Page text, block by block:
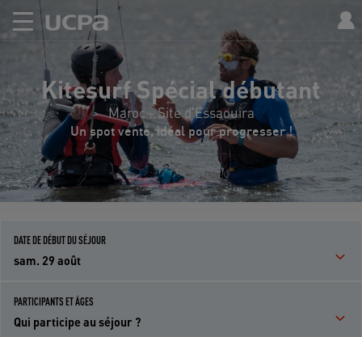
Kitesurf Spécial débutant
Maroc - Site d'Essaouira
Un spot venté, idéal pour progresser !
DATE DE DÉBUT DU SÉJOUR
sam. 29 août
PARTICIPANTS ET ÂGES
Qui participe au séjour ?